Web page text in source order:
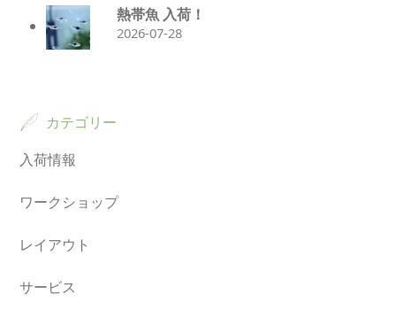
熱帯魚 入荷！
2026-07-28
カテゴリー
入荷情報
ワークショップ
レイアウト
サービス